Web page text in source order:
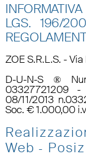
LGS. 196/
ZOE S.R.L.S. -
D-U-N-S ®
03327721209
08/11/2013
Soc. € 1.000,00
Web -